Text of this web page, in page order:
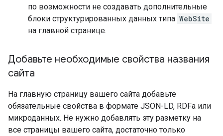
по возможности не создавать дополнительные
блоки структурированных данных типа WebSite
на главной странице.
Добавьте необходимые свойства названия
сайта
На главную страницу вашего сайта добавьте
обязательные свойства в формате JSON-LD, RDFa или
микроданных. Не нужно добавлять эту разметку на
все страницы вашего сайта, достаточно только